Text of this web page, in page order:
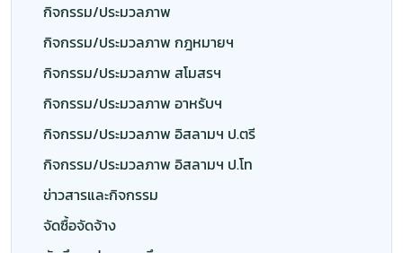
กิจกรรม/ประมวลภาพ
กิจกรรม/ประมวลภาพ กฎหมายฯ
กิจกรรม/ประมวลภาพ สโมสรฯ
กิจกรรม/ประมวลภาพ อาหรับฯ
กิจกรรม/ประมวลภาพ อิสลามฯ ป.ตรี
กิจกรรม/ประมวลภาพ อิสลามฯ ป.โท
ข่าวสารและกิจกรรม
จัดซื้อจัดจ้าง